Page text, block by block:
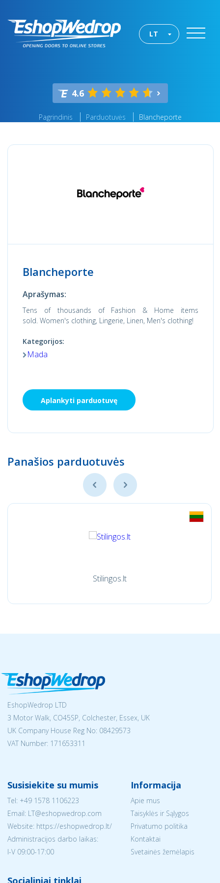
LT
4.6
Pagrindinis Parduotuvės Blancheporte
Blancheporte
Aprašymas:
Tens of thousands of Fashion & Home items
sold. Women's clothing, Lingerie, Linen, Men's clothing!
Kategorijos:
Mada
Aplankyti parduotuvę
Panašios parduotuvės
Stilingos.lt
EshopWedrop LTD
3 Motor Walk, CO45SP, Colchester, Essex, UK
UK Company House Reg No: 08429573
VAT Number: 171653311
Susisiekite su mumis
Tel: +49 1578 1106223
Email: LT@eshopwedrop.com
Website: https://eshopwedrop.lt/
Administracijos darbo laikas:
I-V 09:00-17:00
Informacija
Apie mus
Taisyklės ir Sąlygos
Privatumo politika
Kontaktai
Svetainės žemėlapis
Socialiniai tinklai